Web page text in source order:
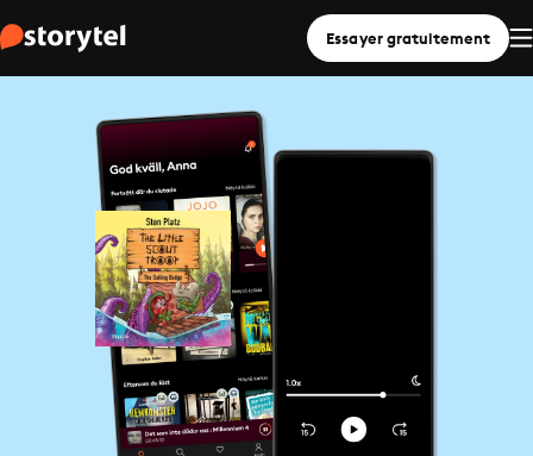
Essayer gratuitement